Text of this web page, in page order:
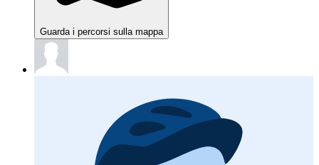
Guarda i percorsi sulla mappa